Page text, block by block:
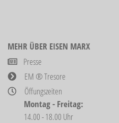
MEHR ÜBER EISEN MARX
Presse
EM ® Tresore
Öffungszeiten
Montag - Freitag:
14.00 - 18.00 Uhr